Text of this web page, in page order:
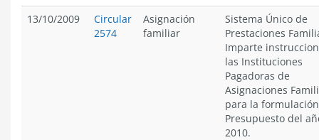
13/10/2009
Circular
2574
Asignación
familiar
Sistema Único de
Prestaciones
Imparte
las Instituciones
Pagadoras de
Asignaciones
para la
Presupuesto del
2010.